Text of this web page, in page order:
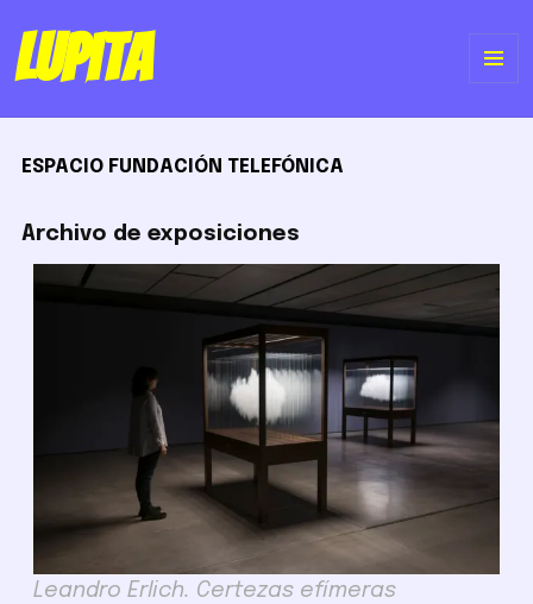
Lupita
ESPACIO FUNDACIÓN TELEFÓNICA
Archivo de exposiciones
Leandro Erlich. Certezas efímeras